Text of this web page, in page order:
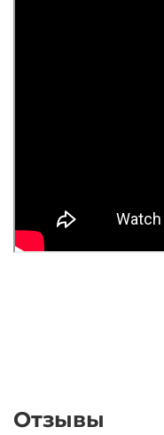
Отзывы